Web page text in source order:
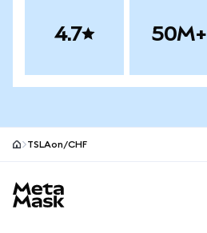
4.7 50M+
TSLAon/CHF